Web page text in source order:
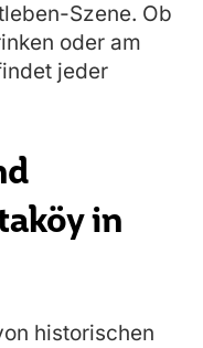
Szene. Ob
oder am
jeder
in
historischen